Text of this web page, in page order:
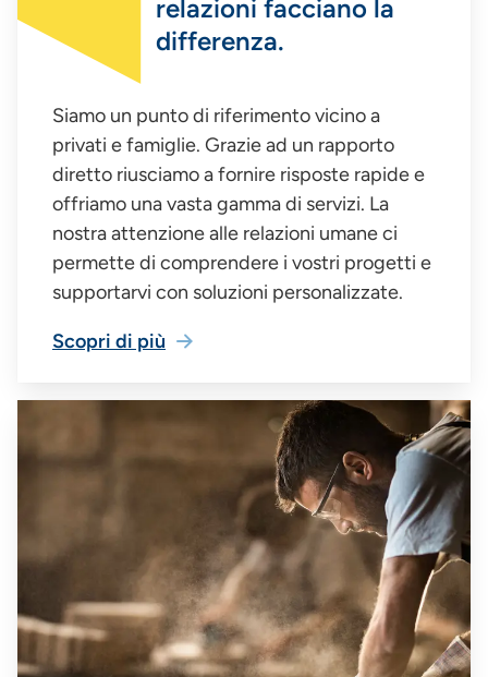
relazioni facciano la
differenza.
Siamo un punto di riferimento vicino a
privati e famiglie. Grazie ad un rapporto
diretto riusciamo a fornire risposte rapide e
offriamo una vasta gamma di servizi. La
nostra attenzione alle relazioni umane ci
permette di comprendere i vostri progetti e
supportarvi con soluzioni personalizzate.
Scopri di più